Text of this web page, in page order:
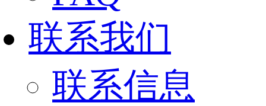
联系我们
联系信息